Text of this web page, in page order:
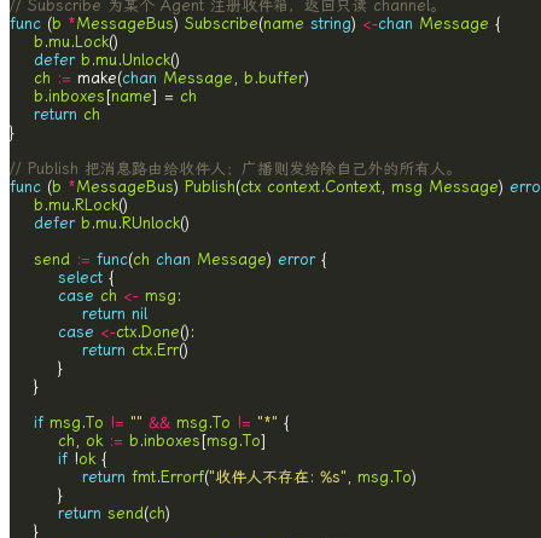
// Subscribe 为某个 Agent 注册收件箱，返回只读 channel。
func (b *MessageBus) Subscribe(name string) <-chan Message
b .mu.Lock
defer b .mu.Unlock
ch := make(chan Message b .buffer
b .inboxes[name] = ch
return ch
// Publish 把消息路由给收件人；广播则发给除自己外的所有人。
func (b *MessageBus) Publish(ctx context.Context msg Message)
b .mu.RLock
defer b .mu.RUnlock
send := func(ch chan Message) error
select
case ch <- msg
return nil
case <-ctx.Done
return ctx.Err
if msg .To != "" && msg .To != "*"
ch
ok := b .inboxes[msg .To
if !ok
return fmt.Errorf("收件人不存在: %s" msg .To
return send(ch